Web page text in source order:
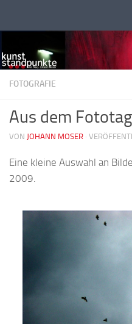
FOTOGRAFIE
Aus dem
VON JOHANN MOSER ·
Eine kleine Auswahl an
2009.